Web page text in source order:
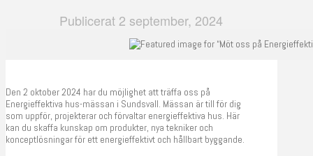
Publicerat 2 september, 2024
Den 2 oktober 2024 har du möjlighet att träffa oss på
Energieffektiva hus-mässan i Sundsvall. Mässan är till för dig
som uppför, projekterar och förvaltar energieffektiva hus. Här
kan du skaffa kunskap om produkter, nya tekniker och
konceptlösningar för ett energieffektivt och hållbart byggande.